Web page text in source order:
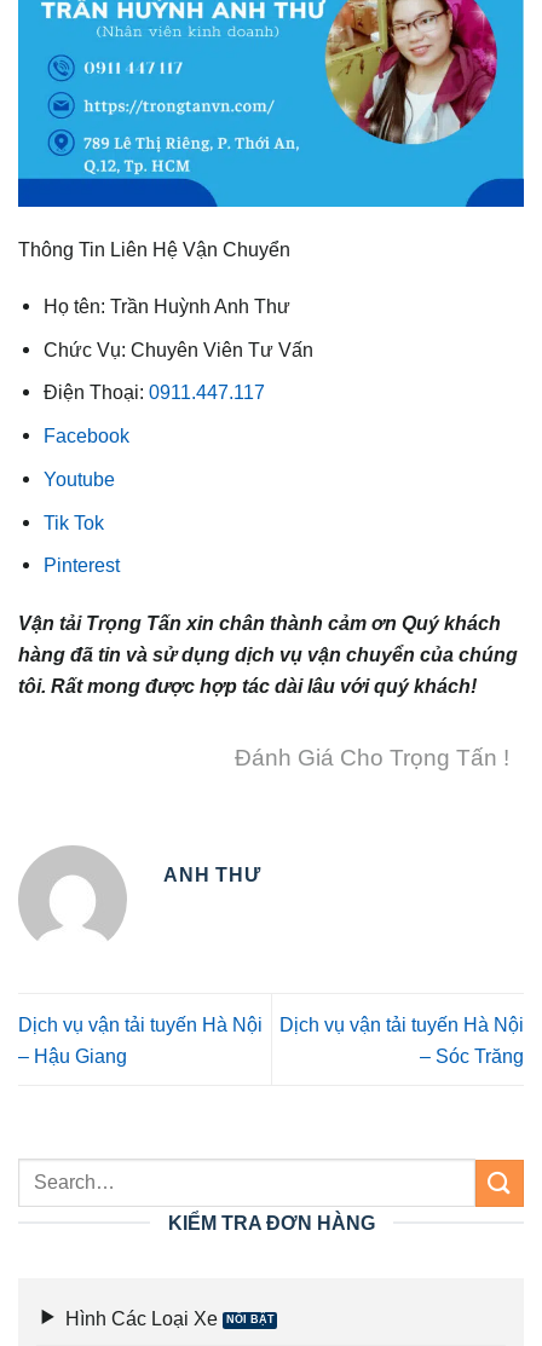
Thông Tin Liên Hệ Vận Chuyển
Họ tên: Trần Huỳnh Anh Thư
Chức Vụ: Chuyên Viên Tư Vấn
Điện Thoại:0911.447.117
Facebook
Youtube
Tik Tok
Pinterest
Vận tải Trọng Tấn xin chân thành cảm ơn Quý khách
hàng đã tin và sử dụng dịch vụ vận chuyển của chúng
tôi. Rất mong được hợp tác dài lâu với quý khách!
Đánh Giá Cho Trọng Tấn !
ANH THƯ
Dịch vụ vận tải tuyến Hà Nội
– Hậu Giang
Dịch vụ vận tải tuyến Hà Nội
– Sóc Trăng
KIỂM TRA ĐƠN HÀNG
Hình Các Loại Xe